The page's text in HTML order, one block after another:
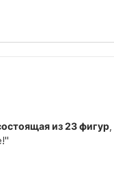
из 23 фигур